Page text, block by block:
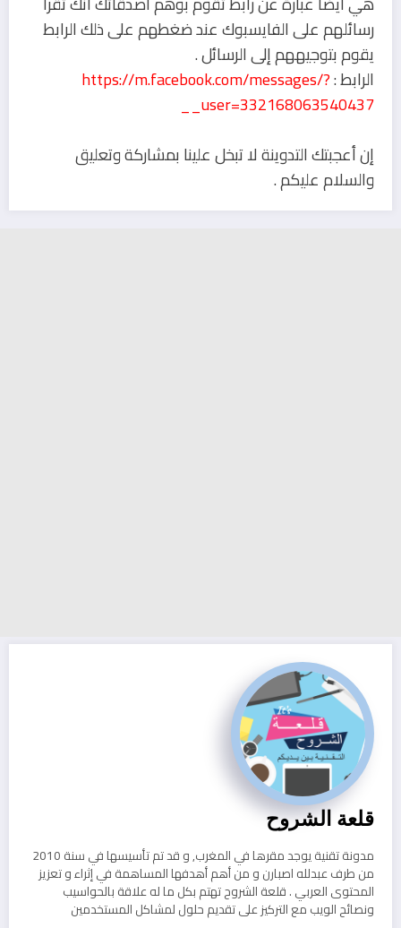
رسائلهم على الفايسبوك عند ضغطهم على ذلك الرابط
يقوم بتوجيههم إلى الرسائل .
الرابط :https://m.facebook.com/messages/?
__user=332168063540437
إن أعجبتك التدوينة لا تبخل علينا بمشاركة وتعليق
والسلام عليكم .
قلعة الشروح
مدونة تقنية يوجد مقرها في المغرب, و قد تم تأسيسها في سنة 2010
من طرف عبدلله اصبارن و من أهم أهدفها المساهمة في إثراء و تعزيز
المحتوى العربي . قلعة الشروح تهتم بكل ما له علاقة بالحواسيب
ونصائح الويب مع التركيز على تقديم حلول لمشاكل المستخدمين